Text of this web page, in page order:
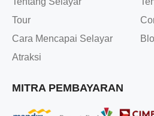
Tour
Cara Mencapai Selayar
Atraksi
MITRA PEMBAYARAN